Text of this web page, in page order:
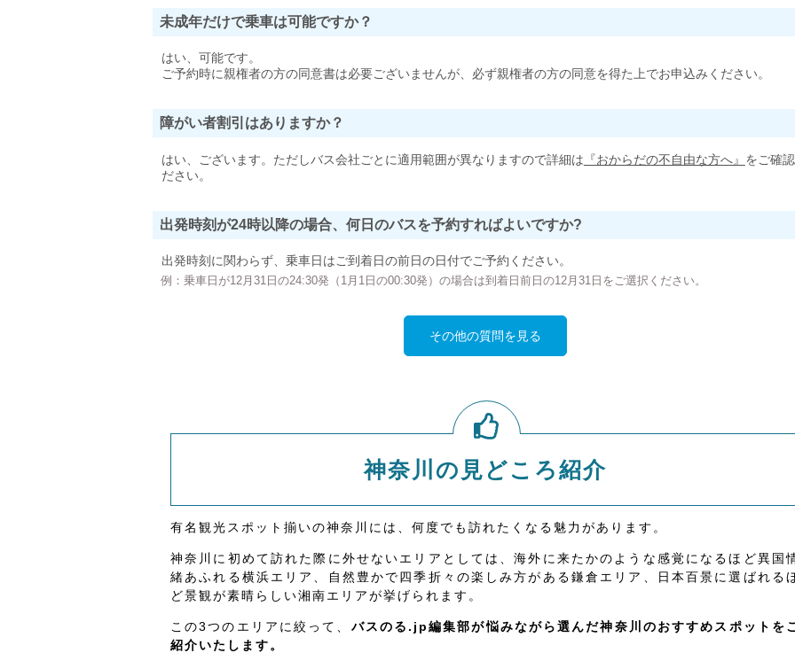
未成年だけで乗車は可能ですか？
はい、可能です。
ご予約時に親権者の方の同意書は必要ございませんが、必ず親権者の方の同意を得た上でお申込みください。
障がい者割引はありますか？
はい、ございます。ただしバス会社ごとに適用範囲が異なりますので詳細は 『おからだの不自由な方へ』 をご確
ださい。
出発時刻が24時以降の場合、何日のバスを予約すればよいですか?
出発時刻に関わらず、乗車日はご到着日の前日の日付でご予約ください。
例：乗車日が12月31日の24:30発（1月1日の00:30発）の場合は到着日前日の12月31日をご選択ください。
その他の質問を見る
神奈川の見どころ紹介
有名観光スポット揃いの神奈川には、何度でも訪れたくなる魅力があります。
神奈川に初めて訪れた際に外せないエリアとしては、海外に来たかのような感覚になるほど異国
緒あふれる横浜エリア、自然豊かで四季折々の楽しみ方がある鎌倉エリア、日本百景に選ばれる
ど景観が素晴らしい湘南エリアが挙げられます。
この3つのエリアに絞って、 バスのる.jp編集部が悩みながら選んだ神奈川のおすすめスポットを
紹介いたします。